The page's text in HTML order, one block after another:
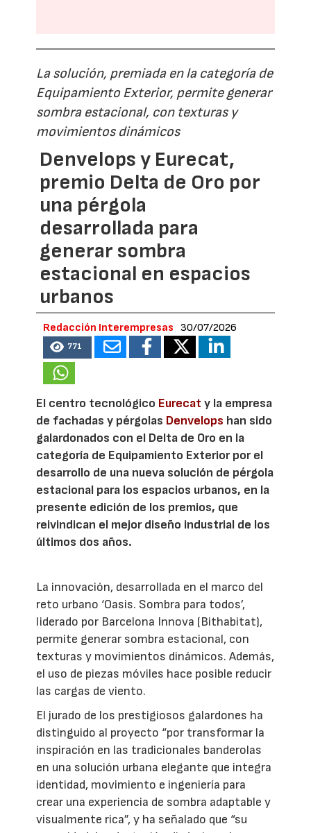
La solución, premiada en la categoría de
Equipamiento Exterior, permite generar
sombra estacional, con texturas y
movimientos dinámicos
Denvelops y Eurecat,
premio Delta de Oro por
una pérgola
desarrollada para
generar sombra
estacional en espacios
urbanos
Redacción Interempresas 30/07/2026
771
El centro tecnológico Eurecat y la empresa
de fachadas y pérgolas Denvelops han sido
galardonados con el Delta de Oro en la
categoría de Equipamiento Exterior por el
desarrollo de una nueva solución de pérgola
estacional para los espacios urbanos, en la
presente edición de los premios, que
reivindican el mejor diseño industrial de los
últimos dos años.
La innovación, desarrollada en el marco del
reto urbano ‘Oasis. Sombra para todos’,
liderado por Barcelona Innova (Bithabitat),
permite generar sombra estacional, con
texturas y movimientos dinámicos. Además,
el uso de piezas móviles hace posible reducir
las cargas de viento.
El jurado de los prestigiosos galardones ha
distinguido al proyecto “por transformar la
inspiración en las tradicionales banderolas
en una solución urbana elegante que integra
identidad, movimiento e ingeniería para
crear una experiencia de sombra adaptable y
visualmente rica”, y ha señalado que “su